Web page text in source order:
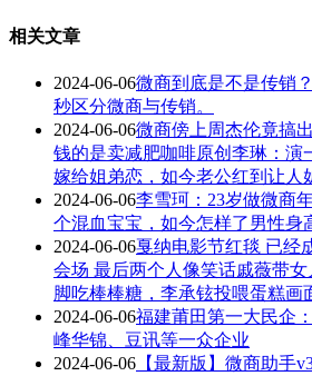
相关文章
2024-06-06微商到底是不是传销
秒区分微商与传销。
2024-06-06微商傍上周杰伦竟搞
钱的是卖减肥咖啡原创李琳：演
嫁给姐弟恋，如今老公红到让人
2024-06-06李雪珂：23岁做微商
个混血宝宝，如今怎样了男性身
2024-06-06戛纳电影节红毯 已经
会场 最后两个人像笑话戚薇带
脚吃棒棒糖，李承铉投喂蛋糕画
2024-06-06福建莆田第一大民企
峰华锦、豆讯等一众企业
2024-06-06 【最新版】微商助手